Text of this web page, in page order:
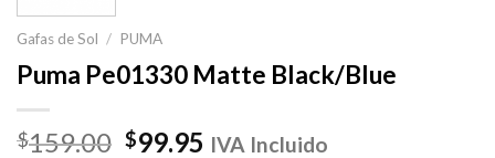
Gafas de Sol / PUMA
Puma Pe01330 Matte Black/Blue
$159.00 El
$99.95 El
IVA Incluido